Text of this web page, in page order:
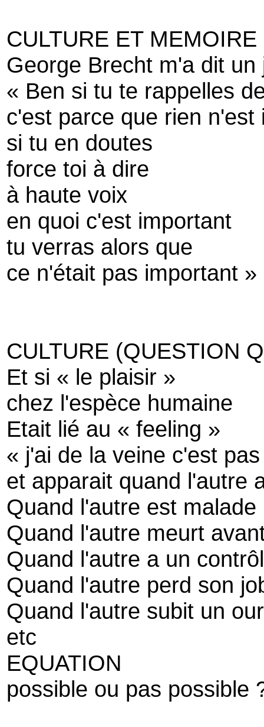
CULTURE ET MEMOIRE
George Brecht m'a dit un
« Ben si tu te rappelles
c'est parce que rien n'est
si tu en doutes
force toi à dire
à haute voix
en quoi c'est important
tu verras alors que
ce n'était pas important »
CULTURE (QUESTION
Et si « le plaisir »
chez l'espèce humaine
Etait lié au « feeling »
« j'ai de la veine c'est
et apparait quand l'autre
Quand l'autre est malade
Quand l'autre meurt
Quand l'autre a un
Quand l'autre perd son
Quand l'autre subit un
etc
EQUATION
possible ou pas possible